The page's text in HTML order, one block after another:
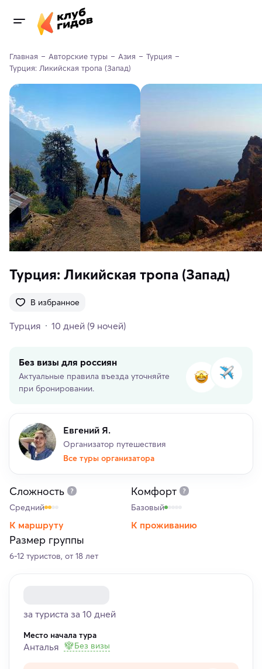
Главная Авторские туры Азия
Турция
Турция: Ликийская тропа (Запад)
Турция: Ликийская тропа (Запад)
В избранное
Турция 10 дней (9 ночей)
Без визы для россиян
Актуальные правила въезда уточняйте
при бронировании.
Евгений Я.
Организатор путешествия
Все туры организатора
Сложность
Средний
К маршруту
Комфорт
Базовый
К проживанию
Размер группы
6-12 туристов, от 18 лет
за туриста за 10 дней
Место начала тура
Анталья Без визы